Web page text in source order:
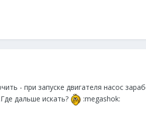
- при запуске двигателя насос
дальше искать?
:megashok: